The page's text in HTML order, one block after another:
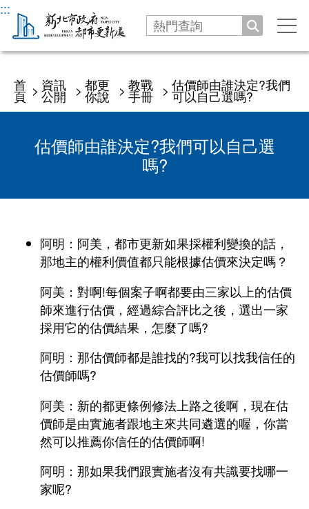
:::
搜尋
手
單
沿革發展
處長介紹
處長與民有約
業務職掌
公告
新聞
活動
服務專區
更新會籌組申請
更新會立案申請
推動都市更新補助申請
防災型都更行動方案
防災型都更行動方案
防災型建築加速改善要點申請
公辦都市更新
都市更新推動師
都更審議專區
法令
資訊公開
都更案件資訊查詢
都更中繼住宅專案計畫
租賃住宅媒合服務
都更你說
新手村
施政成果
安全及衛生防護專區
安全及衛生防護事項執行情形
性別主流化專區
地震專區
0507說明會
申辦管理
首
頁 > 資訊
公開 > 都更
你說 > 教戰
手冊 > 估價師由誰決定?我們
可以自己選嗎?
估價師由誰決定?我們可以自己選
嗎?
阿明：阿美，都市更新如果採權利變換的話，
那地主的權利價值都只能根據估價來決定嗎？
阿美：對啊!每個案子啊都要由三家以上的估價
師來進行估價，經過綜合評比之後，選出一家
採用它的估價結果，怎麼了嗎?
阿明：那估價師都是誰找的?我可以找我信任的
估價師嗎?
阿美：新的都更條例修法上路之後啊，現在估
價師是由實施者跟地主來共同遴選的喔，你當
然可以推薦你信任的估價師啊!
阿明：那如果我們跟實施者沒有共識要找哪一
家呢?